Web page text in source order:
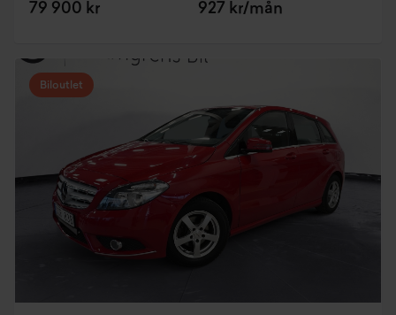
79 900 kr 927 kr/mån
Biloutlet